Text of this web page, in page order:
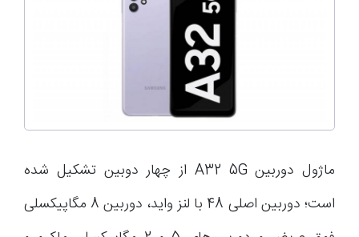
ماژول دوربین A32 5G از چهار دوبین تشکیل شده
است؛ دوربین اصلی 48 با لنز واید، دوربین 8 مگاپیکسلی